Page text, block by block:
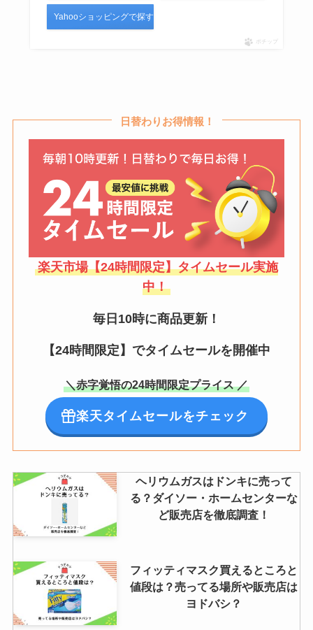
クリアのシャンプーが販売中止は
なぜ？やばい＆はげる？今どこで
Yahooショッピングで探す
ポチップ
日替わりお得情報！
楽天市場【24時間限定】タイムセール実施
中！
毎日10時に商品更新！
【24時間限定】でタイムセールを開催中
＼赤字覚悟の24時間限定プライス ／
楽天タイムセールをチェック
ヘリウムガスはドンキに売って
る？ダイソー・ホームセンターな
ど販売店を徹底調査！
フィッティマスク買えるところと
値段は？売ってる場所や販売店は
ヨドバシ？